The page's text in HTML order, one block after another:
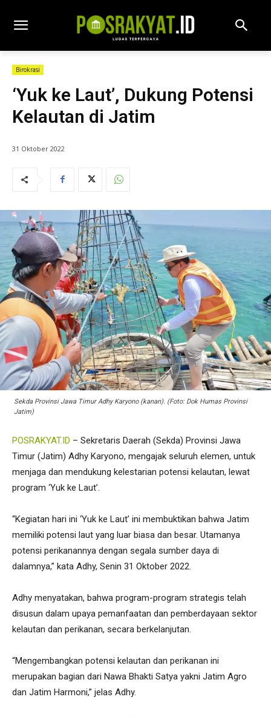
Birokrasi
‘Yuk ke Laut’, Dukung Potensi
Kelautan di Jatim
31 Oktober 2022
Sekda Provinsi Jawa Timur Adhy Karyono (kanan). (Foto: Dok Humas Provinsi
Jatim)
POSRAKYAT.ID – Sekretaris Daerah (Sekda) Provinsi Jawa
Timur (Jatim) Adhy Karyono, mengajak seluruh elemen, untuk
menjaga dan mendukung kelestarian potensi kelautan, lewat
program ‘Yuk ke Laut’.
“Kegiatan hari ini ‘Yuk ke Laut’ ini membuktikan bahwa Jatim
memiliki potensi laut yang luar biasa dan besar. Utamanya
potensi perikanannya dengan segala sumber daya di
dalamnya,” kata Adhy, Senin 31 Oktober 2022.
Adhy menyatakan, bahwa program-program strategis telah
disusun dalam upaya pemanfaatan dan pemberdayaan sektor
kelautan dan perikanan, secara berkelanjutan.
“Mengembangkan potensi kelautan dan perikanan ini
merupakan bagian dari Nawa Bhakti Satya yakni Jatim Agro
dan Jatim Harmoni,” jelas Adhy.